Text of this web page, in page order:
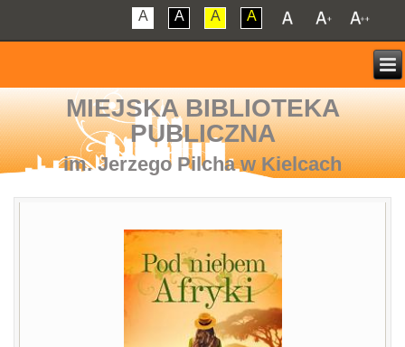
A A A A
MIEJSKA BIBLIOTEKA
PUBLICZNA
im. Jerzego Pilcha w Kielcach